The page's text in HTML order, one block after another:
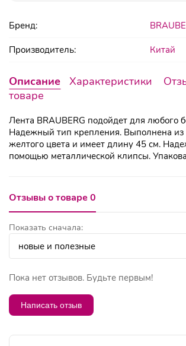
Бренд:
Производитель: Китай
Описание Характеристики
товаре
Лента BRAUBERG подойдет для любого
Надежный тип крепления. Выполнена из
желтого цвета и имеет длину 45 см.
помощью металлической клипсы.
Отзывы о товаре 0
Показать сначала:
Пока нет отзывов. Будьте первым!
Написать отзыв